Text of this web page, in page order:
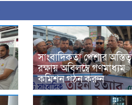
সাংবাদিকতা পেশার অস্তিত্ব
রক্ষায় অবিলম্বে গণমাধ্যম
কমিশন গঠন করুন